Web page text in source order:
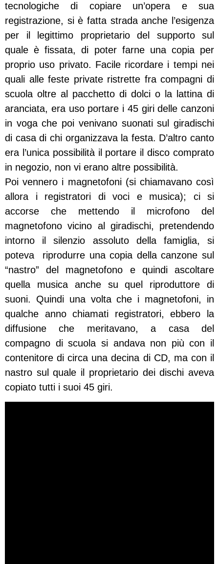
tecnologiche di copiare un’opera e sua
registrazione, si è fatta strada anche l’esigenza
per il legittimo proprietario del supporto sul
quale è fissata, di poter farne una copia per
proprio uso privato. Facile ricordare i tempi nei
quali alle feste private ristrette fra compagni di
scuola oltre al pacchetto di dolci o la lattina di
aranciata, era uso portare i 45 giri delle canzoni
in voga che poi venivano suonati sul giradischi
di casa di chi organizzava la festa. D’altro canto
era l’unica possibilità il portare il disco comprato
in negozio, non vi erano altre possibilità.
Poi vennero i magnetofoni (si chiamavano così
allora i registratori di voci e musica); ci si
accorse che mettendo il microfono del
magnetofono vicino al giradischi, pretendendo
intorno il silenzio assoluto della famiglia, si
poteva riprodurre una copia della canzone sul
“nastro” del magnetofono e quindi ascoltare
quella musica anche su quel riproduttore di
suoni. Quindi una volta che i magnetofoni, in
qualche anno chiamati registratori, ebbero la
diffusione che meritavano, a casa del
compagno di scuola si andava non più con il
contenitore di circa una decina di CD, ma con il
nastro sul quale il proprietario dei dischi aveva
copiato tutti i suoi 45 giri.